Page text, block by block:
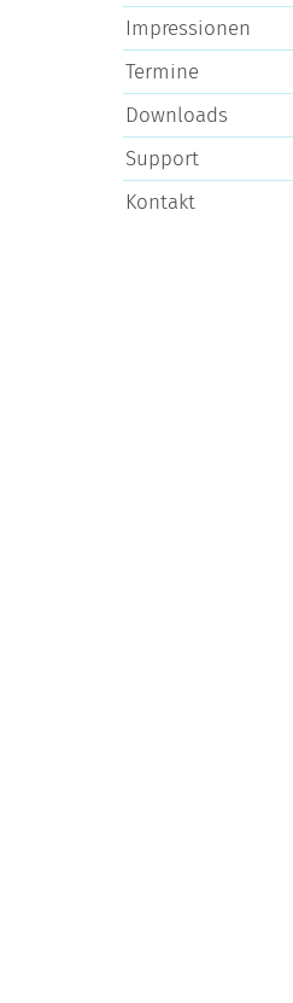
Impressionen
Termine
Downloads
Support
Kontakt